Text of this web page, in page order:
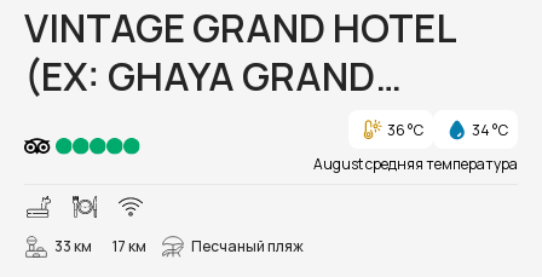
VINTAGE GRAND HOTEL
(EX: GHAYA GRAND
HOTEL)
36 °C
34 °C
August средняя температура
33 км 17 км Песчаный пляж